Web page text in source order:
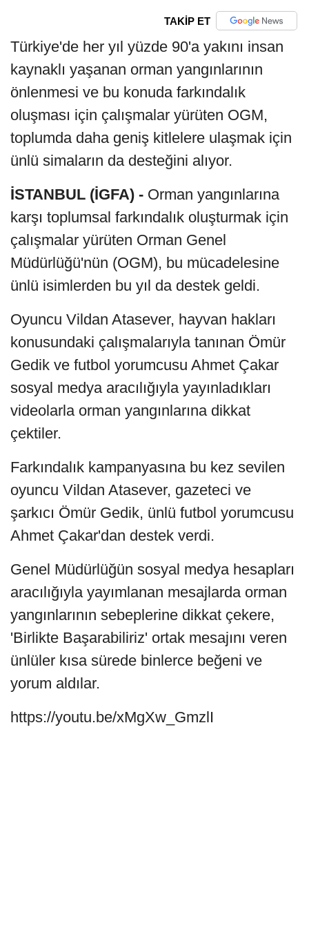
TAKİP ET
Türkiye'de her yıl yüzde 90'a yakını insan
kaynaklı yaşanan orman yangınlarının
önlenmesi ve bu konuda farkındalık
oluşması için çalışmalar yürüten OGM,
toplumda daha geniş kitlelere ulaşmak için
ünlü simaların da desteğini alıyor.
İSTANBUL (İGFA) - Orman yangınlarına
karşı toplumsal farkındalık oluşturmak için
çalışmalar yürüten Orman Genel
Müdürlüğü'nün (OGM), bu mücadelesine
ünlü isimlerden bu yıl da destek geldi.
Oyuncu Vildan Atasever, hayvan hakları
konusundaki çalışmalarıyla tanınan Ömür
Gedik ve futbol yorumcusu Ahmet Çakar
sosyal medya aracılığıyla yayınladıkları
videolarla orman yangınlarına dikkat
çektiler.
Farkındalık kampanyasına bu kez sevilen
oyuncu Vildan Atasever, gazeteci ve
şarkıcı Ömür Gedik, ünlü futbol yorumcusu
Ahmet Çakar'dan destek verdi.
Genel Müdürlüğün sosyal medya hesapları
aracılığıyla yayımlanan mesajlarda orman
yangınlarının sebeplerine dikkat çekere,
'Birlikte Başarabiliriz' ortak mesajını veren
ünlüler kısa sürede binlerce beğeni ve
yorum aldılar.
https://youtu.be/xMgXw_GmzlI